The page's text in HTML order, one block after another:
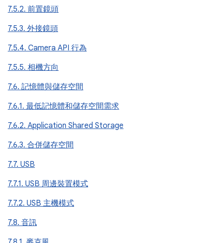
7.5.2. 前置鏡頭
7.5.3. 外接鏡頭
7.5.4. Camera API 行為
7.5.5. 相機方向
7.6. 記憶體與儲存空間
7.6.1. 最低記憶體和儲存空間需求
7.6.2. Application Shared Storage
7.6.3. 合併儲存空間
7.7. USB
7.7.1. USB 周邊裝置模式
7.7.2. USB 主機模式
7.8. 音訊